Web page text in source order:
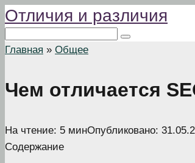
Перейти
к
контенту
Отличия и различия
Главная » Общее
Чем отличается
На чтение: 5 минОпубликовано:
Содержание